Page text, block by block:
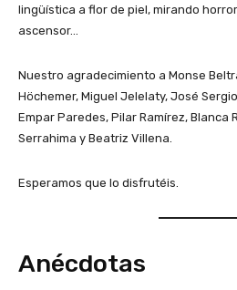
lingüística a flor de piel, mirando
ascensor…
Nuestro agradecimiento a Monse
Höchemer, Miguel Jelelaty, José
Empar Paredes, Pilar Ramírez, Blanca
Serrahima y Beatriz Villena.
Esperamos que lo disfrutéis.
Anécdotas